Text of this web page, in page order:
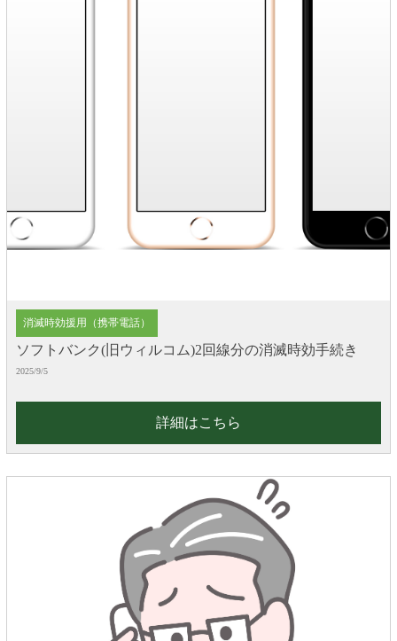
消滅時効援用（携帯電話）
ソフトバンク(旧ウィルコム)2回線分の消滅時効手続き
2025/9/5
詳細はこちら